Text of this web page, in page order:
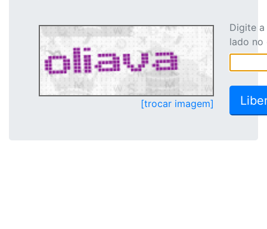
[trocar imagem]
Digite
lado no